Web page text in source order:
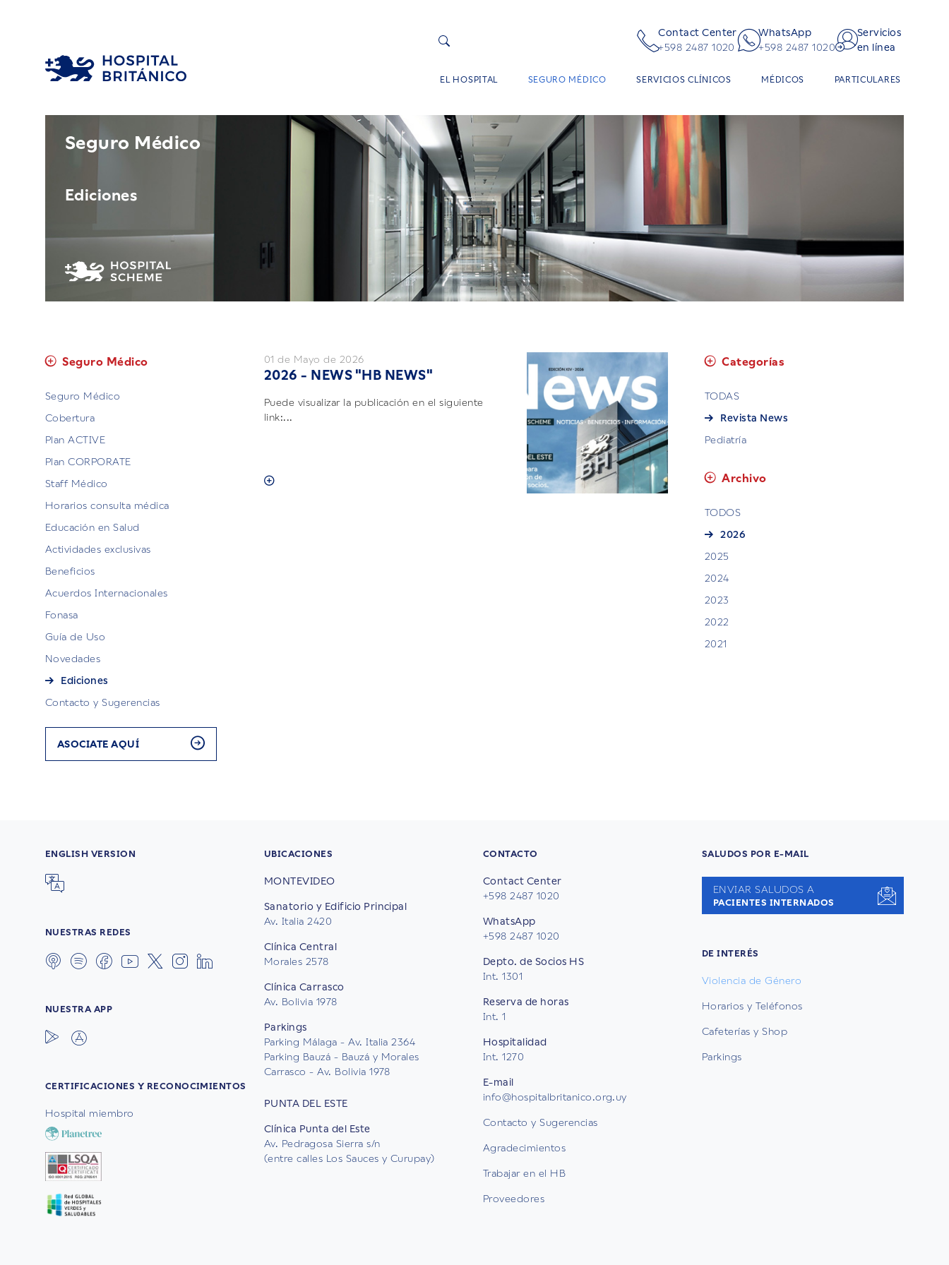
Contact Center
+598 2487 1020
WhatsApp
+598 2487 1020
Servicios
en línea
EL HOSPITAL SEGURO MÉDICO SERVICIOS CLÍNICOS MÉDICOS PARTICULARES
Seguro Médico
Ediciones
Seguro Médico
Seguro Médico
Cobertura
Plan ACTIVE
Plan CORPORATE
Staff Médico
Horarios consulta médica
Educación en Salud
Actividades exclusivas
Beneficios
Acuerdos Internacionales
Fonasa
Guía de Uso
Novedades
Ediciones
Contacto y Sugerencias
ASOCIATE AQUÍ
01 de Mayo de 2026
2026 - NEWS "HB NEWS"
Puede visualizar la publicación en el siguiente
link:...
Categorías
TODAS
Revista News
Pediatría
Archivo
TODOS
2026
2025
2024
2023
2022
2021
ENGLISH VERSION
NUESTRAS REDES
NUESTRA APP
CERTIFICACIONES Y RECONOCIMIENTOS
Hospital miembro
UBICACIONES
MONTEVIDEO
Sanatorio y Edificio Principal
Av. Italia 2420
Clínica Central
Morales 2578
Clínica Carrasco
Av. Bolivia 1978
Parkings
Parking Málaga - Av. Italia 2364
Parking Bauzá - Bauzá y Morales
Carrasco - Av. Bolivia 1978
PUNTA DEL ESTE
Clínica Punta del Este
Av. Pedragosa Sierra s/n
(entre calles Los Sauces y Curupay)
CONTACTO
Contact Center
+598 2487 1020
WhatsApp
+598 2487 1020
Depto. de Socios HS
Int. 1301
Reserva de horas
Int. 1
Hospitalidad
Int. 1270
E-mail
info@hospitalbritanico.org.uy
Contacto y Sugerencias
Agradecimientos
Trabajar en el HB
Proveedores
SALUDOS POR E-MAIL
ENVIAR SALUDOS A
PACIENTES INTERNADOS
DE INTERÉS
Violencia de Género
Horarios y Teléfonos
Cafeterías y Shop
Parkings